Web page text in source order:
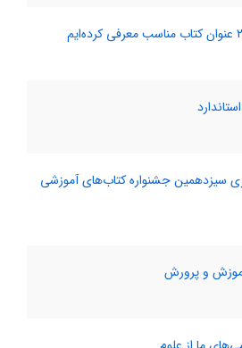
سیزدهمین جشنواره کتاب‌های آموزشی
و پرورش